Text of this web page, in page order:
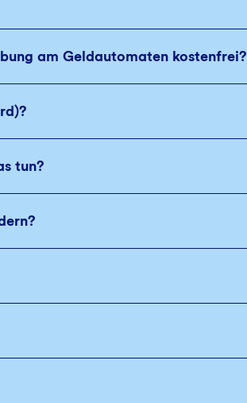
am Geldautomaten kostenfrei?
tun?